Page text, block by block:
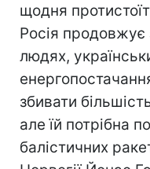
щодня
Росія продовжує
людях,
збивати
але їй потрібна
балістичних